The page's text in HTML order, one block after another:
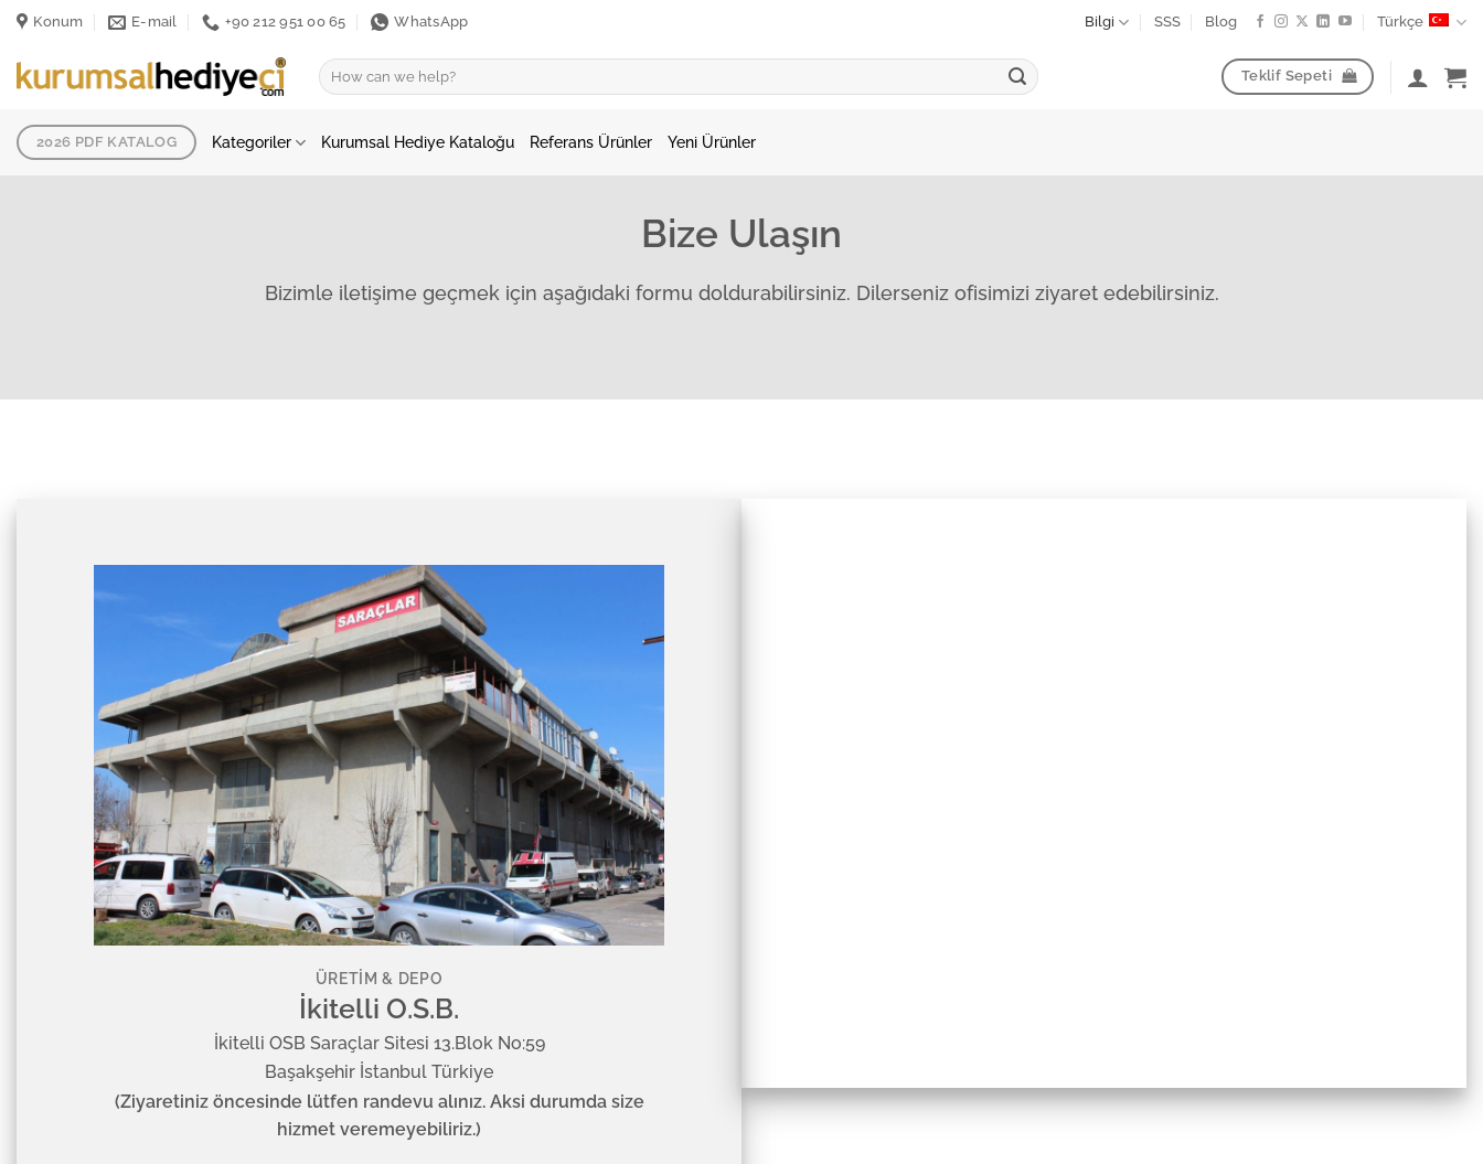
İçeriğeKonum E-mail +90 212 951 00 65 WhatsApp Bilgi SSS Blog Türkçe
Ara: Teklif Sepeti
2026 PDF KATALOG Kategoriler Kurumsal Hediye Kataloğu Referans Ürünler Yeni Ürünler
Bize Ulaşın
Bizimle iletişime geçmek için aşağıdaki formu doldurabilirsiniz. Dilerseniz ofisimizi ziyaret edebilirsiniz.
ÜRETIM & DEPO
İkitelli O.S.B.
İkitelli OSB Saraçlar Sitesi 13.Blok No:59
Başakşehir İstanbul Türkiye
(Ziyaretiniz öncesinde lütfen randevu alınız. Aksi durumda size
hizmet veremeyebiliriz.)